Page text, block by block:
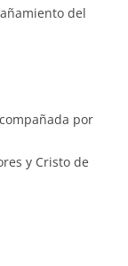
del
por
y Cristo de